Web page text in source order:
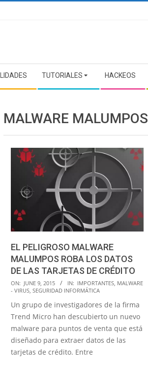
TUTORIALES HACKEOS
MALWARE MALUMPOS
EL PELIGROSO MALWARE
MALUMPOS ROBA LOS DATOS
DE LAS TARJETAS DE CRÉDITO
2015-
06-
09
ON: JUNE 9, 2015 IN: IMPORTANTES, MALWARE
- VIRUS, SEGURIDAD INFORMÁTICA
Un grupo de investigadores de la firma
Trend Micro han descubierto un nuevo
malware para puntos de venta que está
diseñado para extraer datos de las
tarjetas de crédito. Entre